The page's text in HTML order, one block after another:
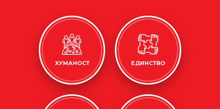
ХУМАНОСТ ЕДИНСТВО